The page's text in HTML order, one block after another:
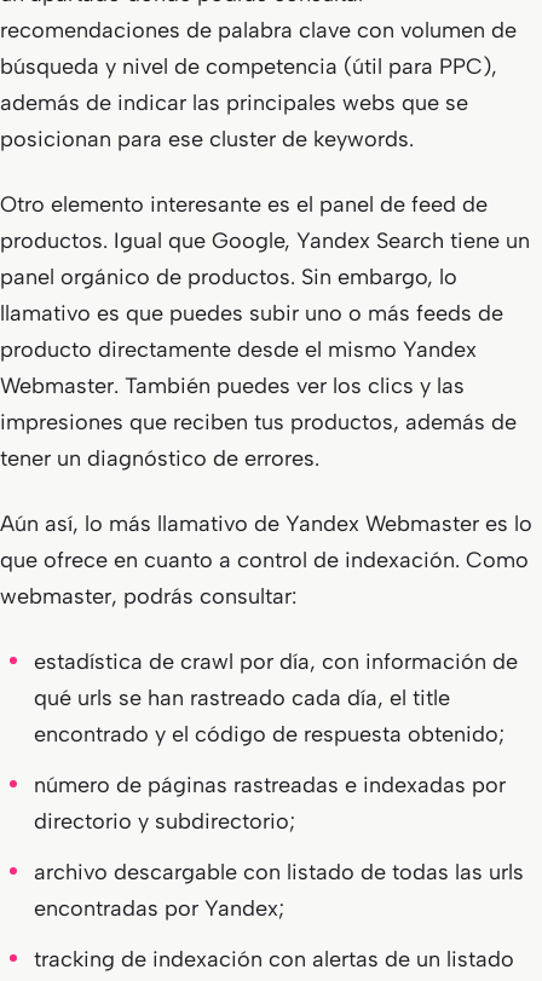
recomendaciones de palabra clave con volumen de
búsqueda y nivel de competencia (útil para PPC),
además de indicar las principales webs que se
posicionan para ese cluster de keywords.
Otro elemento interesante es el panel de feed de
productos. Igual que Google, Yandex Search tiene un
panel orgánico de productos. Sin embargo, lo
llamativo es que puedes subir uno o más feeds de
producto directamente desde el mismo Yandex
Webmaster. También puedes ver los clics y las
impresiones que reciben tus productos, además de
tener un diagnóstico de errores.
Aún así, lo más llamativo de Yandex Webmaster es lo
que ofrece en cuanto a control de indexación. Como
webmaster, podrás consultar:
estadística de crawl por día, con información de
qué urls se han rastreado cada día, el title
encontrado y el código de respuesta obtenido;
número de páginas rastreadas e indexadas por
directorio y subdirectorio;
archivo descargable con listado de todas las urls
encontradas por Yandex;
tracking de indexación con alertas de un listado